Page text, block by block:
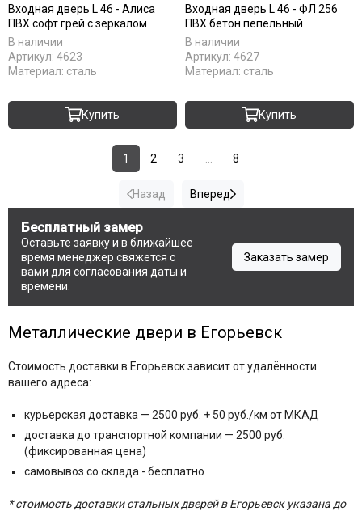
Входная дверь L 46 - Алиса
ПВХ софт грей с зеркалом
В наличии
Артикул: 4623
Материал: сталь
Купить
Входная дверь L 46 - ФЛ 256
ПВХ бетон пепельный
В наличии
Артикул: 4627
Материал: сталь
Купить
Назад
1 2 3 8
Вперед
Бесплатный замер
Оставьте заявку и в ближайшее
время менеджер свяжется с
вами для согласования даты и
времени.
Заказать замер
Металлические двери в Егорьевск
Стоимость доставки в Егорьевск зависит от удалённости
вашего адреса:
курьерская доставка — 2500 руб. + 50 руб./км от МКАД
доставка до транспортной компании — 2500 руб.
(фиксированная цена)
самовывоз со склада - бесплатно
* стоимость доставки стальных дверей в Егорьевск указана до